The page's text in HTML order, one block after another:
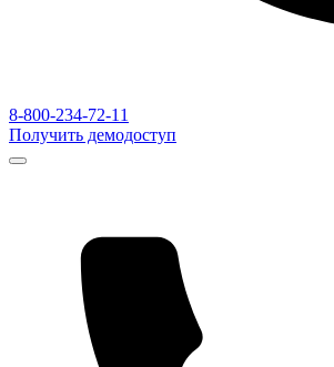
8-800-234-72-11
Получить демодоступ